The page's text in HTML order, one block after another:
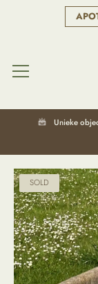
Unieke
SOLD